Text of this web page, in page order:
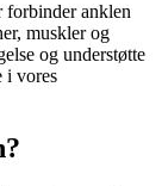
forbinder anklen
muskler og
og understøtte
i vores